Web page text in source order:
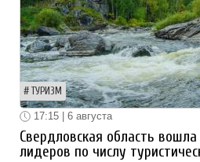
ТУРИЗМ
17:15 | 6 августа
Свердловская область
лидеров по числу